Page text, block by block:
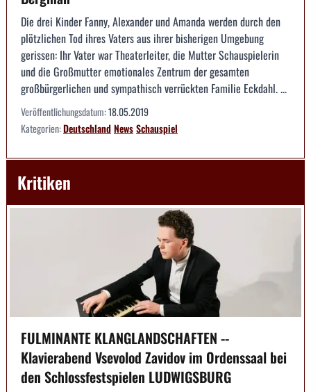
Die drei Kinder Fanny, Alexander und Amanda werden durch den
plötzlichen Tod ihres Vaters aus ihrer bisherigen Umgebung
gerissen: Ihr Vater war Theaterleiter, die Mutter Schauspielerin
und die Großmutter emotionales Zentrum der gesamten
großbürgerlichen und sympathisch verrückten Familie Eckdahl. ...
Veröffentlichungsdatum:18.05.2019
Kategorien:DeutschlandNewsSchauspiel
Kritiken
FULMINANTE KLANGLANDSCHAFTEN --
Klavierabend Vsevolod Zavidov im Ordenssaal bei
den Schlossfestspielen LUDWIGSBURG